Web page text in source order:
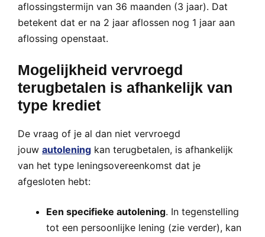
aflossingstermijn van 36 maanden (3 jaar). Dat
betekent dat er na 2 jaar aflossen nog 1 jaar aan
aflossing openstaat.
Mogelijkheid vervroegd
terugbetalen is afhankelijk van
type krediet
De vraag of je al dan niet vervroegd
jouw autolening kan terugbetalen, is afhankelijk
van het type leningsovereenkomst dat je
afgesloten hebt:
Een specifieke autolening. In tegenstelling
tot een persoonlijke lening (zie verder), kan